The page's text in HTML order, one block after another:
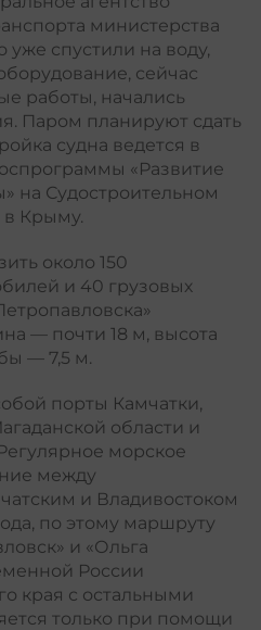
министерства
уже спустили на воду,
сейчас
работы, начались
Паром планируют сдать
судна ведется в
«Развитие
на Судостроительном
в Крыму.
около 150
и 40 грузовых
— почти 18 м, высота
— 7,5 м.
порты Камчатки,
области и
морское
между
и Владивостоком
по этому маршруту
и «Ольга
России
края с остальными
только при помощи